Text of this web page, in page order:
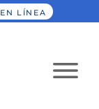
LÍNEA